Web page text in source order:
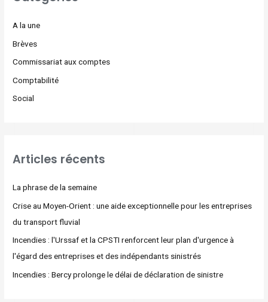
A la une
Brèves
Commissariat aux comptes
Comptabilité
Social
Articles récents
La phrase de la semaine
Crise au Moyen-Orient : une aide exceptionnelle pour les entreprises
du transport fluvial
Incendies : l'Urssaf et la CPSTI renforcent leur plan d'urgence à
l'égard des entreprises et des indépendants sinistrés
Incendies : Bercy prolonge le délai de déclaration de sinistre